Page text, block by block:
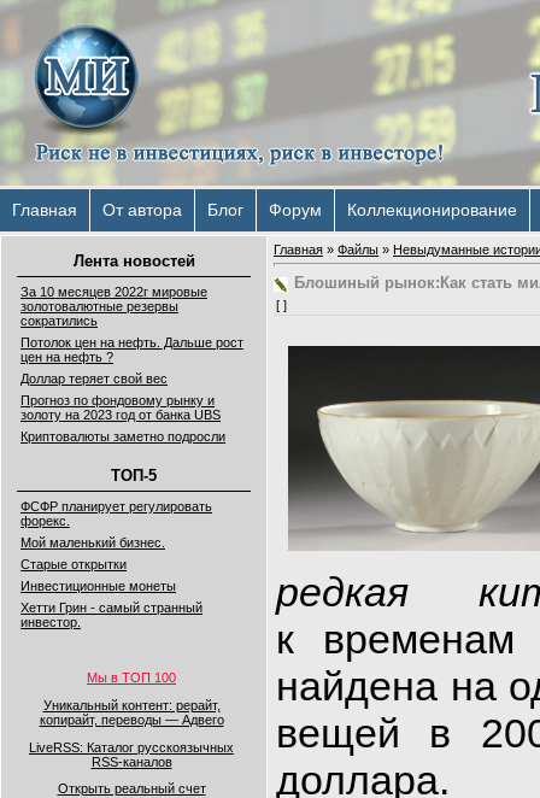
Главная От автора Блог Форум Коллекционирование
Лента новостей
За 10 месяцев 2022г мировые
золотовалютные резервы
сократились
Потолок цен на нефть. Дальше рост
цен на нефть ?
Доллар теряет свой вес
Прогноз по фондовому рынку и
золоту на 2023 год от банка UBS
Криптовалюты заметно подросли
ТОП-5
ФСФР планирует регулировать
форекс.
Мой маленький бизнес.
Старые открытки
Инвестиционные монеты
Хетти Грин - самый странный
инвестор.
Мы в ТОП 100
Уникальный контент: рерайт,
копирайт, переводы — Адвего
LiveRSS: Каталог русскоязычных
RSS-каналов
Открыть реальный счет
Главная » Файлы » Невыдуманные
Блошиный рынок:Как стать
[ ]
редкая
к временам
найдена на
вещей в
доллара.